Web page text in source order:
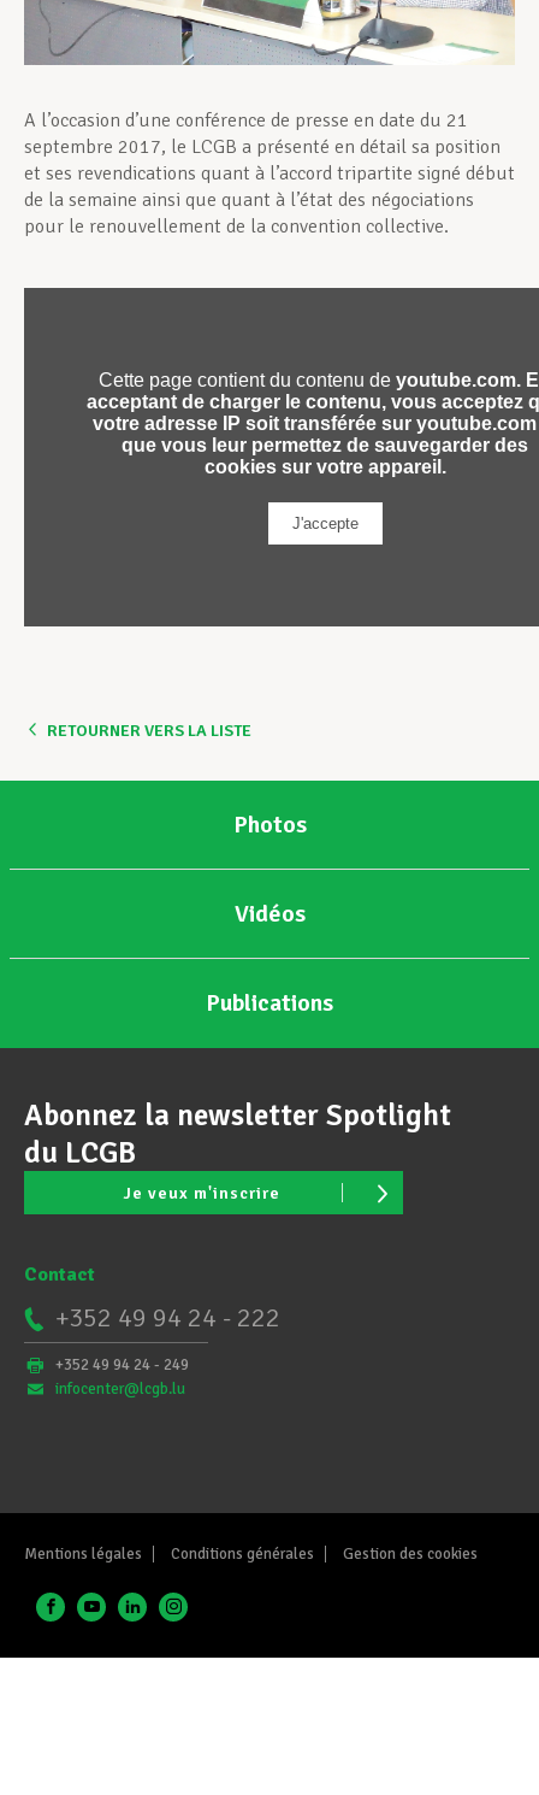
A l’occasion d’une conférence de presse en date du 21
septembre 2017, le LCGB a présenté en détail sa position
et ses revendications quant à l’accord tripartite signé début
de la semaine ainsi que quant à l’état des négociations
pour le renouvellement de la convention collective.
RETOURNER VERS LA LISTE
Photos
Vidéos
Publications
Abonnez la newsletter Spotlight
du LCGB
Je veux m'inscrire
Contact
+352 49 94 24 - 222
+352 49 94 24 - 249
infocenter@lcgb.lu
Mentions légales Conditions générales Gestion des cookies